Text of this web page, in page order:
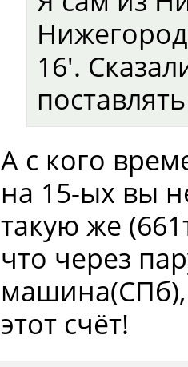
16'.
А с кого
на 15-ых вы
такую же
что через
этот счёт!